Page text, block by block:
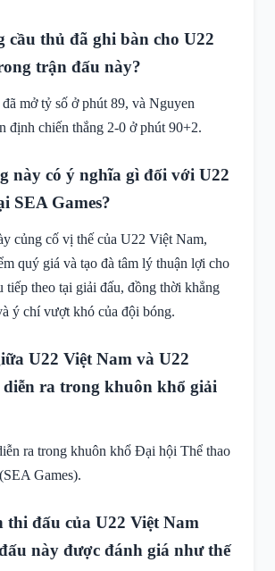
cầu thủ đã ghi bàn cho U22
trận đấu này?
mở tỷ số ở phút 89, và Nguyen
định chiến thắng 2-0 ở phút 90+2.
này có ý nghĩa gì đối với U22
SEA Games?
củng cố vị thế của U22 Việt Nam,
quý giá và tạo đà tâm lý thuận lợi cho
tiếp theo tại giải đấu, đồng thời khẳng
ý chí vượt khó của đội bóng.
U22 Việt Nam và U22
diễn ra trong khuôn khổ giải
ra trong khuôn khổ Đại hội Thể thao
Games).
thi đấu của U22 Việt Nam
này được đánh giá như thế